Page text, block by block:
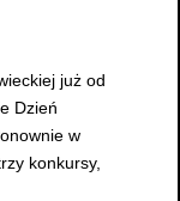
już od
Dzień
w
konkursy,